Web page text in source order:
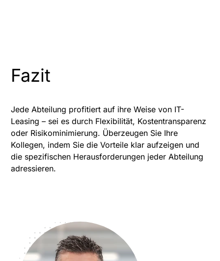
Fazit
Jede Abteilung profitiert auf ihre Weise von IT-
Leasing – sei es durch Flexibilität, Kostentransparenz
oder Risikominimierung. Überzeugen Sie Ihre
Kollegen, indem Sie die Vorteile klar aufzeigen und
die spezifischen Herausforderungen jeder Abteilung
adressieren.